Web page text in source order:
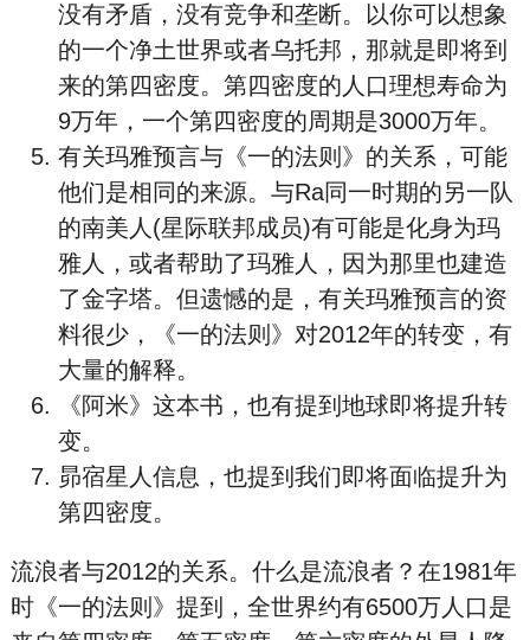
没有矛盾，没有竞争和垄断。以你可以想象
的一个净土世界或者乌托邦，那就是即将到
来的第四密度。第四密度的人口理想寿命为
9万年，一个第四密度的周期是3000万年。
有关玛雅预言与《一的法则》的关系，可能
他们是相同的来源。与Ra同一时期的另一队
的南美人(星际联邦成员)有可能是化身为玛
雅人，或者帮助了玛雅人，因为那里也建造
了金字塔。但遗憾的是，有关玛雅预言的资
料很少，《一的法则》对2012年的转变，有
大量的解释。
《阿米》这本书，也有提到地球即将提升转
变。
昴宿星 人信息，也提到我们即将面临提升为
第四密度。
流浪者与2012的关系。什么是流浪者？在1981年
时《一的法则》提到，全世界约有6500万人口是